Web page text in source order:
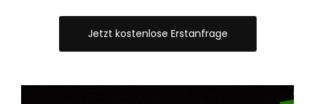
Jetzt kostenlose Erstanfrage